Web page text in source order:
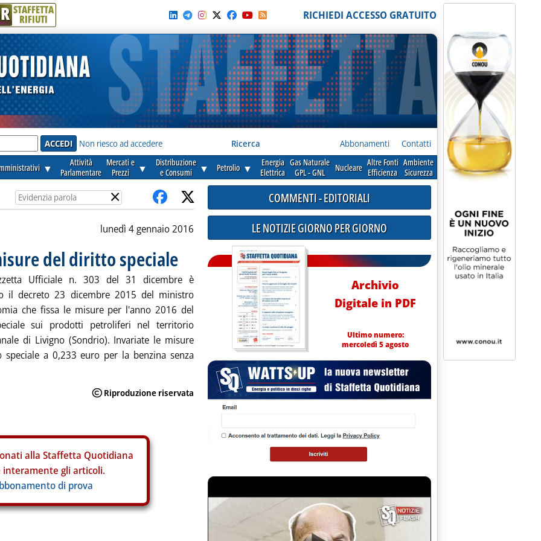
R STAFFETTA
RIFIUTI RICHIEDI ACCESSO GRATUITO
Non riesco ad accedere Ricerca Abbonamenti Contatti
▼
Attività
Parlamentare
Mercati e
Prezzi
▼
Distribuzione
e Consumi
▼ Petrolio ▼
Energia
Elettrica
Gas Naturale
GPL - GNL
Nucleare Altre Fonti
Efficienza
Ambiente
Sicurezza
×
lunedì 4 gennaio 2016
del diritto speciale
Ufficiale n. 303 del 31 dicembre è
il decreto 23 dicembre 2015 del ministro
che fissa le misure per l'anno 2016 del
sui prodotti petroliferi nel territorio
di Livigno (Sondrio). Invariate le misure
a 0,233 euro per la benzina senza
alla Staffetta Quotidiana
interamente gli articoli.
di prova
COMMENTI - EDITORIALI
LE NOTIZIE GIORNO PER GIORNO
Archivio
Digitale in PDF
Ultimo numero:
mercoledì 5 agosto